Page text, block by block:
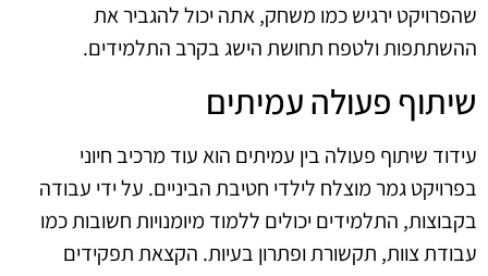
שהפרויקט ירגיש כמו משחק, אתה יכול להגביר את
ההשתתפות ולטפח תחושת הישג בקרב התלמידים.
שיתוף פעולה עמיתים
עידוד שיתוף פעולה בין עמיתים הוא עוד מרכיב חיוני
בפרויקט גמר מוצלח לילדי חטיבת הביניים. על ידי עבודה
בקבוצות, התלמידים יכולים ללמוד מיומנויות חשובות כמו
עבודת צוות, תקשורת ופתרון בעיות. הקצאת תפקידים